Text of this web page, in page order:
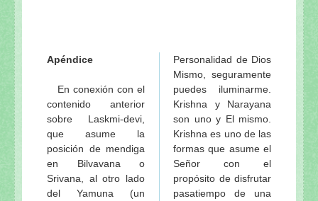
El Siksastaka y las nueve etapas del bhakti: de
Bhakti-rasamrta sindhu sobre el tema del
Sri Siksastakam [Ocho instrucciones / Eight
Diksa-guru y siksa-guru: La relación maestro-
Tres clases de gurus y tres clases de Vaisnavas
-
Apéndice 5
La Naturaleza del Santo Nombre —Testimonios
Apéndice 6
Dos testimonios de Srila Bhaktivinoda Thakur:
-
Sri Nama (Canción en versos bengalíes)- sábado,
Apéndice
En conexión con el
contenido anterior
sobre Laskmi-devi,
que asume la
posición de mendiga
en Bilvavana o
Srivana, al otro lado
del Yamuna (un
Personalidad de Dios
Mismo, seguramente
puedes iluminarme.
Krishna y Narayana
son uno y El mismo.
Krishna es uno de las
formas que asume el
Señor con el
propósito de disfrutar
pasatiempo de una